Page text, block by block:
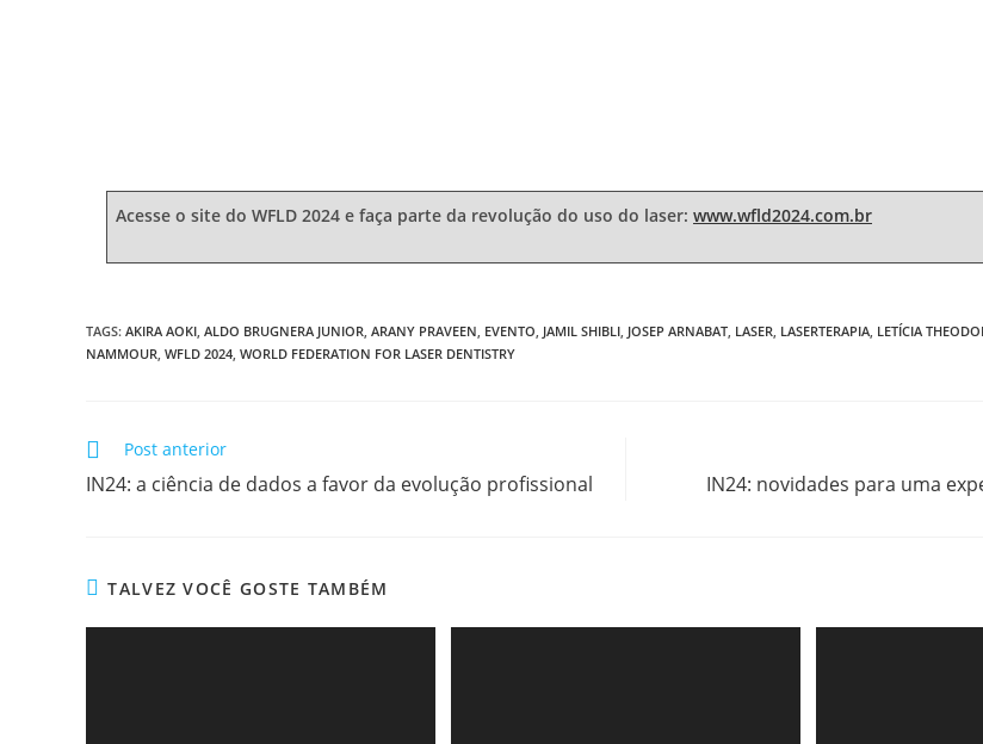
Acesse o site do WFLD 2024 e faça parte da revolução do uso do laser: www.wfld2024.com.br
TAGS: AKIRA AOKI, ALDO BRUGNERA JUNIOR, ARANY PRAVEEN, EVENTO, JAMIL SHIBLI, JOSEP ARNABAT, LASER, LASERTERAPIA, LETÍCIA
NAMMOUR, WFLD 2024, WORLD FEDERATION FOR LASER DENTISTRY
Post anterior
IN24: a ciência de dados a favor da evolução profissional IN24: novidades para uma
TALVEZ VOCÊ GOSTE TAMBÉM